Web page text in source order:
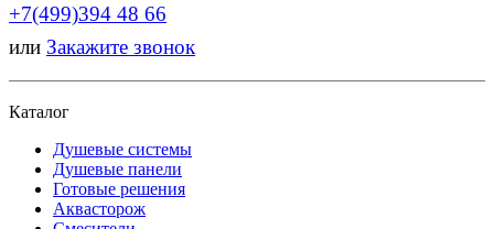
+7(499)394 48 66
или Закажите звонок
Каталог
Душевые системы
Душевые панели
Готовые решения
Аквасторож